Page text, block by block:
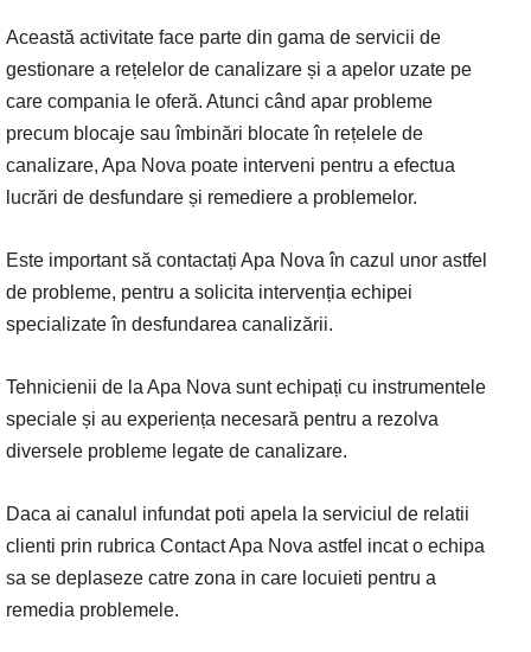
Această activitate face parte din gama de servicii de
gestionare a rețelelor de canalizare și a apelor uzate pe
care compania le oferă. Atunci când apar probleme
precum blocaje sau îmbinări blocate în rețelele de
canalizare, Apa Nova poate interveni pentru a efectua
lucrări de desfundare și remediere a problemelor.
Este important să contactați Apa Nova în cazul unor astfel
de probleme, pentru a solicita intervenția echipei
specializate în desfundarea canalizării.
Tehnicienii de la Apa Nova sunt echipați cu instrumentele
speciale și au experiența necesară pentru a rezolva
diversele probleme legate de canalizare.
Daca ai canalul infundat poti apela la serviciul de relatii
clienti prin rubrica Contact Apa Nova astfel incat o echipa
sa se deplaseze catre zona in care locuieti pentru a
remedia problemele.